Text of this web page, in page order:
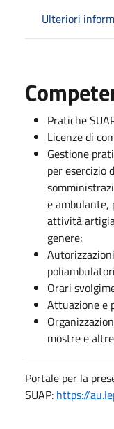
Ulteriori
Pratiche
Licenze di
Gestione
per esercizio
e
attività
genere;
Orari
Attuazione e
mostre e
Portale per la
SUAP: https://